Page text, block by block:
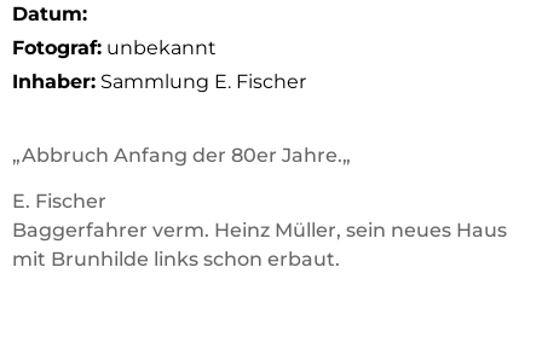
Datum:
Fotograf: unbekannt
Inhaber: Sammlung E. Fischer
„Abbruch Anfang der 80er Jahre.„
E. Fischer
Baggerfahrer verm. Heinz Müller, sein neues Haus
mit Brunhilde links schon erbaut.